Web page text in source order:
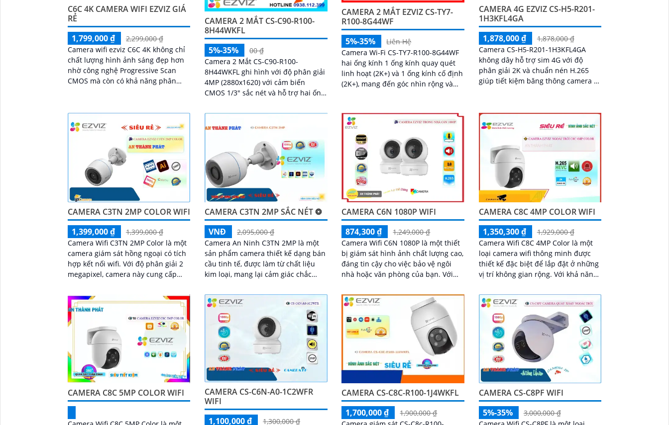
C6C 4K CAMERA WIFI EZVIZ GIÁ
RẺ
1,799,000 ₫
2,299,000 ₫
Camera wifi ezviz C6C 4K không chỉ
chất lượng hình ảnh sáng đẹp hơn
nhờ công nghệ Progressive Scan
CMOS mà còn có khả năng phân
CAMERA 2 MẮT CS-C90-R100-
8H44WKFL
5%-35%
00 ₫
Camera 2 Mắt CS-C90-R100-
8H44WKFL ghi hình với độ phân giải
4MP (2880x1620) với cảm biến
CMOS 1/3" sắc nét và hỗ trợ hai ống
đêm IR 30m và ban...
CAMERA 2 MẮT EZVIZ CS-TY7-
R100-8G44WF
5%-35%
Liên Hệ
Camera Wi-Fi CS-TY7-R100-8G44WF
hai ống kính 1 ống kính quay quét
linh hoạt (2K+) và 1 ống kính cố định
(2K+), mang đến góc nhìn rộng và
diện chính xác hình dạng con người
CAMERA 4G EZVIZ CS-H5-R201-
1H3KFL4GA
1,878,000 ₫
1,878,000 ₫
Camera CS-H5-R201-1H3KFL4GA
không dây hỗ trợ sim 4G với độ
phân giải 2K và chuẩn nén H.265
giúp tiết kiệm băng thông camera có
ánh sáng trắng 20m quan sát rõ
ràng cả ngày lẫn đêm với chuẩn
phát hiện thông minh và cảnh báo
bằng còi và đèn chớp phù hợp cho
công trình kho hàng, nhà xưởng
công trình
CAMERA C3TN 2MP COLOR WIFI
1,399,000 ₫
1,399,000 ₫
Camera Wifi C3TN 2MP Color là một
camera giám sát hồng ngoại có tích
hợp kết nối wifi. Với độ phân giải 2
megapixel, camera này cung cấp
CAMERA C3TN 2MP SẮC NÉT ❂
VNĐ
2,095,000 ₫
Camera An Ninh C3TN 2MP là một
sản phẩm camera thiết kế dạng bán
cầu tinh tế, được làm từ chất liệu
kim loại, mang lại cảm giác chắc
hình ảnh sắc nét Full HD 1080P,
camera giúp quan sát rõ ràng và chi
CAMERA C6N 1080P WIFI
874,300 ₫
1,249,000 ₫
Camera Wifi C6N 1080P là một thiết
bị giám sát hình ảnh chất lượng cao,
đáng tin cậy cho việc bảo vệ ngôi
nhà hoặc văn phòng của bạn. Với
bạn...
CAMERA C8C 4MP COLOR WIFI
1,350,300 ₫
1,929,000 ₫
Camera Wifi C8C 4MP Color là một
loại camera wifi thông minh được
thiết kế đặc biệt để lắp đặt ở những
vị trí không gian rộng. Với khả năng
dùng quan sát toàn cảnh một không
gian một cách dễ dàng
CAMERA C8C 5MP COLOR WIFI
CAMERA CS-C6N-A0-1C2WFR
WIFI
1,100,000 ₫
1,300,000 ₫
CAMERA CS-C8C-R100-1J4WKFL
1,700,000 ₫
1,900,000 ₫
CAMERA CS-C8PF WIFI
5%-35%
3,000,000 ₫